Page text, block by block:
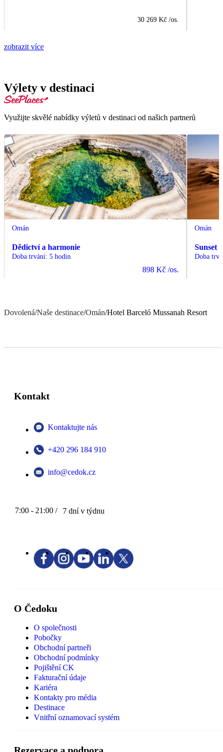
30 269 Kč /os.
zobrazit více
Výlety v destinaci
Využijte skvělé nabídky výletů v destinaci od našich partnerů
Omán
Dědictví a harmonie
Doba trvání: 5 hodin
898 Kč /os.
Omán
Sunset
Doba
Dovolená/Naše destinace/Omán/Hotel Barceló Mussanah Resort
Kontakt
Kontaktujte nás
+420 296 184 910
info@cedok.cz
7:00 - 21:00 / 7 dní v týdnu
O Čedoku
O společnosti
Pobočky
Obchodní partneři
Obchodní podmínky
Pojištění CK
Fakturační údaje
Kariéra
Kontakty pro média
Destinace
Vnitřní oznamovací systém